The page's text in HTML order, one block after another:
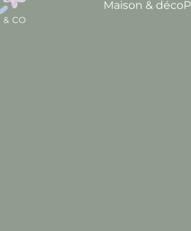
Maison & déco